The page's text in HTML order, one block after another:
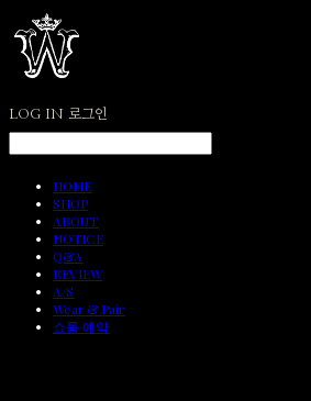
LOG IN 로그인
HOME
SHOP
ABOUT
NOTICE
Q&A
REVIEW
A/S
Wear & Pair
쇼룸 예약